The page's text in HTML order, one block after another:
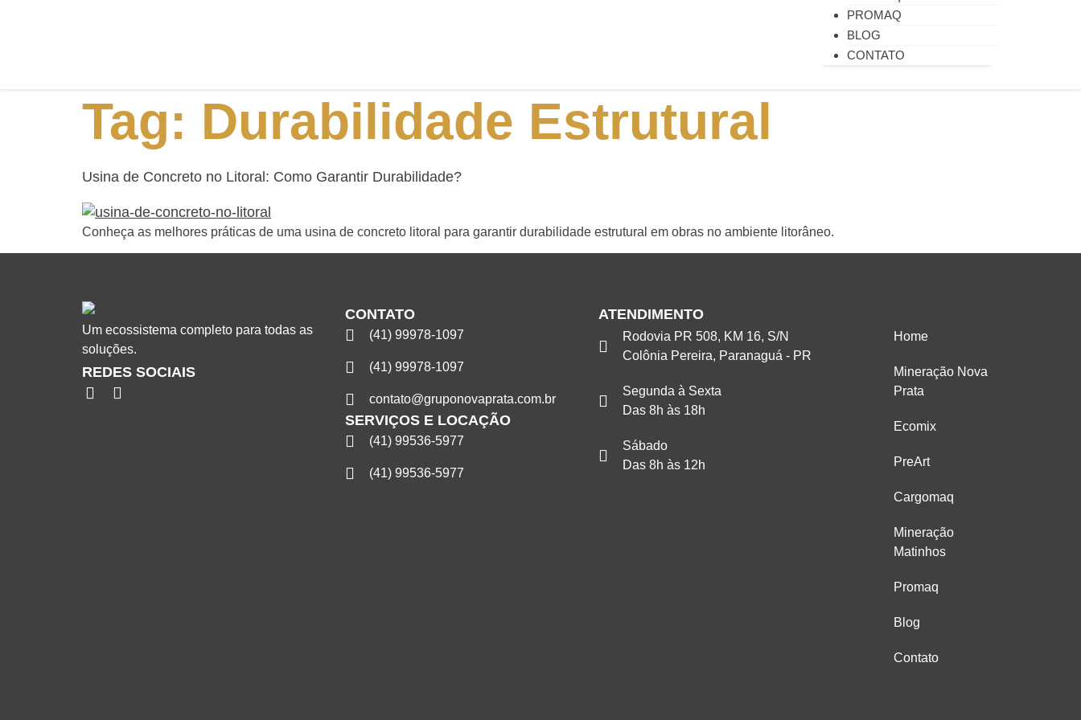
PROMAQ
BLOG
CONTATO
Tag: Durabilidade Estrutural
Usina de Concreto no Litoral: Como Garantir Durabilidade?
Conheça as melhores práticas de uma usina de concreto litoral para garantir durabilidade estrutural em obras no ambiente litorâneo.
Um ecossistema completo para todas as
soluções.
REDES SOCIAIS
CONTATO
(41) 99978-1097
(41) 99978-1097
contato@gruponovaprata.com.br
SERVIÇOS E LOCAÇÃO
(41) 99536-5977
(41) 99536-5977
ATENDIMENTO
Rodovia PR 508, KM 16, S/N
Colônia Pereira, Paranaguá - PR
Segunda à Sexta
Das 8h às 18h
Sábado
Das 8h às 12h
Home
Mineração Nova
Prata
Ecomix
PreArt
Cargomaq
Mineração
Matinhos
Promaq
Blog
Contato